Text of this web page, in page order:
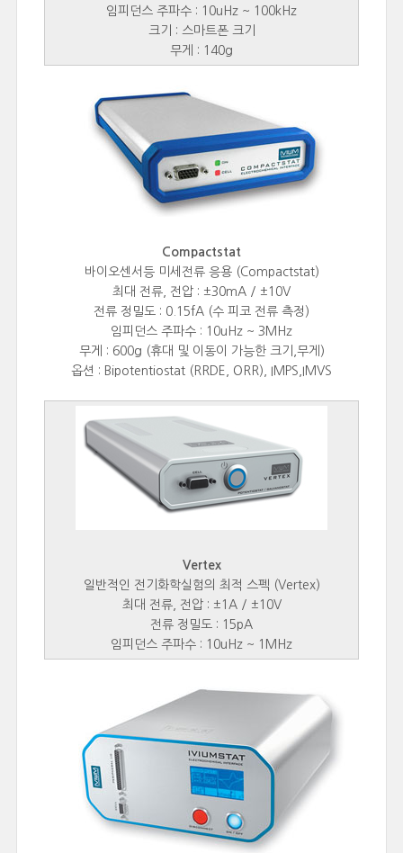
임피던스 주파수 : 10uHz ~ 100kHz
크기 : 스마트폰 크기
무게 : 140g
Compactstat
바이오센서등 미세전류 응용 (Compactstat)
최대 전류, 전압 : ±30mA / ±10V
전류 정밀도 : 0.15fA (수 피코 전류 측정)
임피던스 주파수 : 10uHz ~ 3MHz
무게 : 600g (휴대 및 이동이 가능한 크기,무게)
옵션 : Bipotentiostat (RRDE, ORR), IMPS,IMVS
Vertex
일반적인 전기화학실험의 최적 스펙 (Vertex)
최대 전류, 전압 : ±1A / ±10V
전류 정밀도 : 15pA
임피던스 주파수 : 10uHz ~ 1MHz